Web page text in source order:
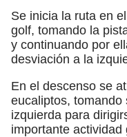
Se inicia la ruta en
golf, tomando la
y continuando por
desviación a la
En el descenso se
eucaliptos, tomando
izquierda para
importante actividad